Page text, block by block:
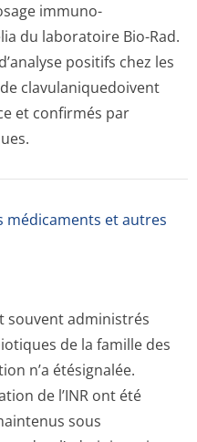
immuno-
du laboratoire Bio-Rad.
positifs chez les
clavulaniquedoivent
et confirmés par
médicaments et autres
souvent administrés
de la famille des
n’a étésignalée.
de l’INR ont été
sous